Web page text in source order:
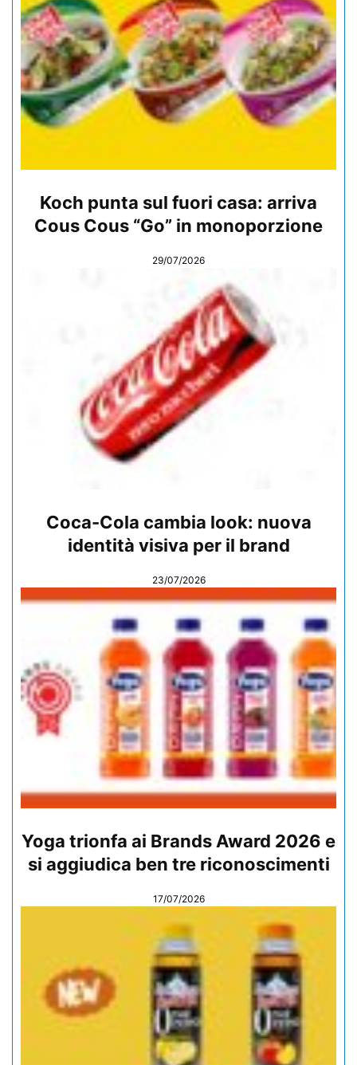
Koch punta sul fuori casa: arriva
Cous Cous “Go” in monoporzione
29/07/2026
Coca-Cola cambia look: nuova
identità visiva per il brand
23/07/2026
Yoga trionfa ai Brands Award 2026 e
si aggiudica ben tre riconoscimenti
17/07/2026